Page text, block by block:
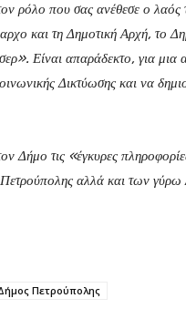
ρόλο που σας ανέθεσε ο
και τη Δημοτική Αρχή, το
Είναι απαράδεκτο, για μια
Δικτύωσης και να
Δήμο τις «έγκυρες
αλλά και των
Πετρούπολης